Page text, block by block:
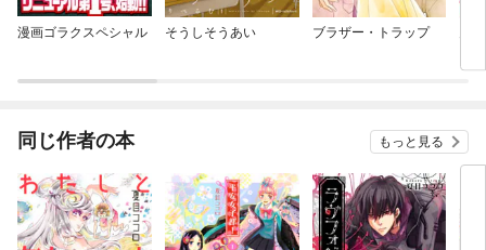
漫画ゴラクスペシャル そうしそうあい ブラザー・トラップ
同じ作者の本 もっと見る